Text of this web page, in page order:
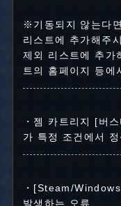
※기동되지 않는다
리스트에 추가해주
제외 리스트에 추가
트의 홈페이지 등에
・젬 카트리지 [버
가 특정 조건에서
・[Steam/
발생하는 오류.